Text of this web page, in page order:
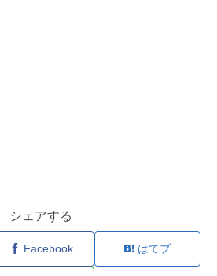
シェアする
Facebook はてブ